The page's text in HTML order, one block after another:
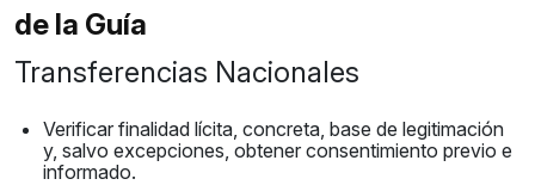
de la Guía
Transferencias Nacionales
Verificar finalidad lícita, concreta, base de legitimación
y, salvo excepciones, obtener consentimiento previo e
informado.